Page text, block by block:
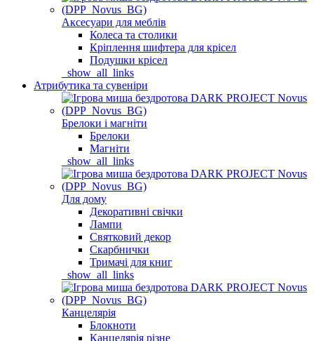
Аксесуари для меблів
Колеса та столики
Кріплення шифтера для крісел
Подушки крісел
_show_all_links
Атрибутика та сувеніри
Брелоки і магніти
Брелоки
Магніти
_show_all_links
Для дому
Декоративні свічки
Лампи
Святковий декор
Скарбнички
Тримачі для книг
_show_all_links
Канцелярія
Блокноти
Канцелярія різне